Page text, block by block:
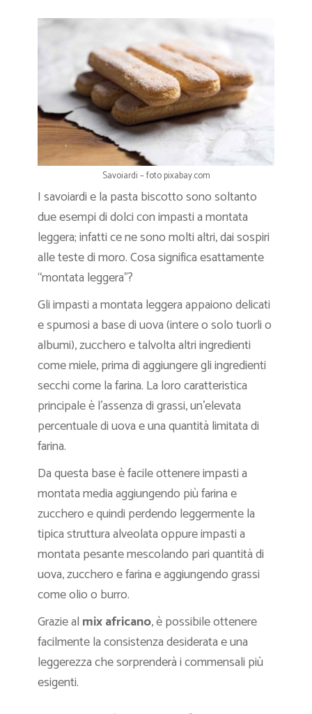
Savoiardi – foto pixabay.com
I savoiardi e la pasta biscotto sono soltanto
due esempi di dolci con impasti a montata
leggera; infatti ce ne sono molti altri, dai sospiri
alle teste di moro. Cosa significa esattamente
“montata leggera”?
Gli impasti a montata leggera appaiono delicati
e spumosi a base di uova (intere o solo tuorli o
albumi), zucchero e talvolta altri ingredienti
come miele, prima di aggiungere gli ingredienti
secchi come la farina. La loro caratteristica
principale è l’assenza di grassi, un’elevata
percentuale di uova e una quantità limitata di
farina.
Da questa base è facile ottenere impasti a
montata media aggiungendo più farina e
zucchero e quindi perdendo leggermente la
tipica struttura alveolata oppure impasti a
montata pesante mescolando pari quantità di
uova, zucchero e farina e aggiungendo grassi
come olio o burro.
Grazie al mix africano, è possibile ottenere
facilmente la consistenza desiderata e una
leggerezza che sorprenderà i commensali più
esigenti.